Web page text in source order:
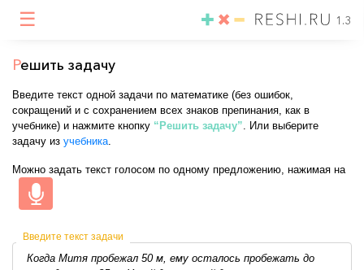
☰ 1.3
Решить задачу
Введите текст одной задачи по математике (без ошибок,
сокращений и с сохранением всех знаков препинания, как в
учебнике) и нажмите кнопку “Решить задачу”. Или выберите
задачу из учебника.
Можно задать текст голосом по одному предложению, нажимая на
Введите текст задачи